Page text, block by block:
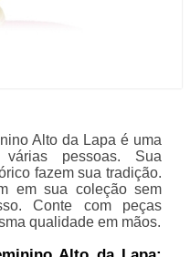
Alto da Lapa é uma
pessoas. Sua
fazem sua tradição.
em sua coleção sem
Conte com peças
qualidade em mãos.